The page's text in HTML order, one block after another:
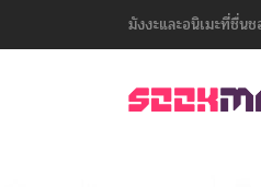
มังงะและอนิเมะที่ชื่น